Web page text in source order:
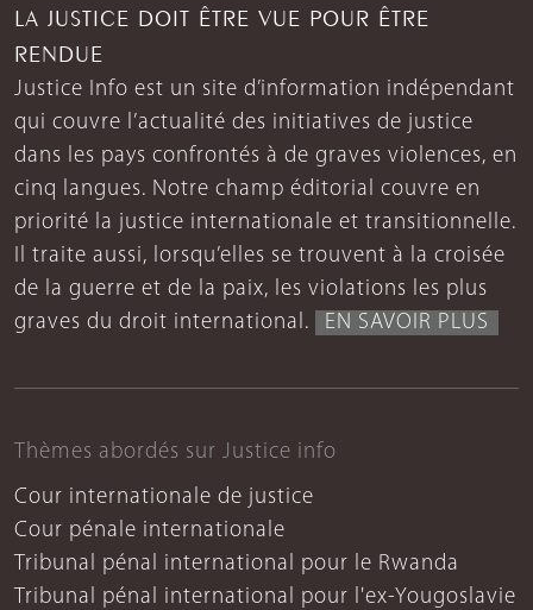
LA JUSTICE DOIT ÊTRE VUE POUR ÊTRE
RENDUE
Justice Info est un site d’information indépendant
qui couvre l’actualité des initiatives de justice
dans les pays confrontés à de graves violences, en
cinq langues. Notre champ éditorial couvre en
priorité la justice internationale et transitionnelle.
Il traite aussi, lorsqu’elles se trouvent à la croisée
de la guerre et de la paix, les violations les plus
graves du droit international.
EN SAVOIR PLUS
Thèmes abordés sur Justice info
Cour internationale de justice
Cour pénale internationale
Tribunal pénal international pour le Rwanda
Tribunal pénal international pour l'ex-Yougoslavie